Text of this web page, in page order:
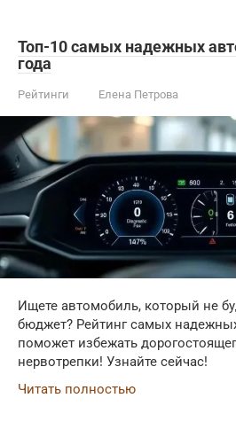
Топ-10 самых надежных
года
Рейтинги Елена Петрова
Ищете автомобиль, который не
бюджет? Рейтинг самых
поможет избежать
нервотрепки! Узнайте сейчас!
Читать полностью